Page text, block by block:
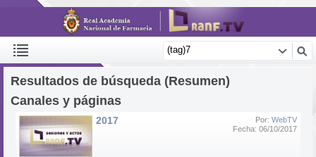
Resultados de búsqueda (Resumen)
Canales y páginas
Por: WebTV
Fecha: 06/10/2017
2017